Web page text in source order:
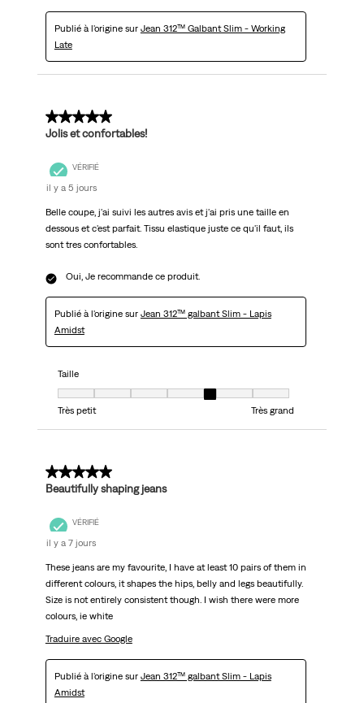
Publié à l'origine sur Jean 312™ Galbant Slim - Working
Late
5 sur 5 étoiles.
Jolis et confortables!
VÉRIFIÉ
il y a 5 jours
Belle coupe, j'ai suivi les autres avis et j'ai pris une taille en
dessous et c'est parfait. Tissu elastique juste ce qu'il faut, ils
sont tres confortables.
Oui, Je recommande ce produit.
Publié à l'origine sur Jean 312™ galbant Slim - Lapis
Amidst
Taille
Taille, 5 sur 7, où 1 est égal à Très petit et 7 est égal à Très grand
Très petit
Très grand
5 sur 5 étoiles.
Beautifully shaping jeans
VÉRIFIÉ
il y a 7 jours
These jeans are my favourite, I have at least 10 pairs of them in
different colours, it shapes the hips, belly and legs beautifully.
Size is not entirely consistent though. I wish there were more
colours, ie white
Traduire avec Google
Publié à l'origine sur Jean 312™ galbant Slim - Lapis
Amidst